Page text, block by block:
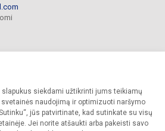
siekdami užtikrinti jums teikiamų
naudojimą ir optimizuoti naršymo
jūs patvirtinate, kad sutinkate su visų
Jei norite atšaukti arba pakeisti savo
Vievio gimnazija. Visos teisės saugomos.
gimnazijos sutikimo griežtai draudžiama.
paraiška Slapukų valdymas